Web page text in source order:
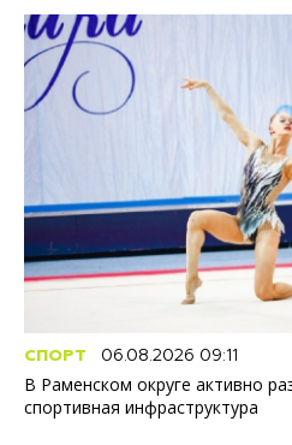
СПОРТ 06.08.2026 09:11
В Раменском округе активно
спортивная инфраструктура